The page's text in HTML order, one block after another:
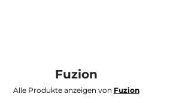
Fuzion
Alle Produkte anzeigen von Fuzion